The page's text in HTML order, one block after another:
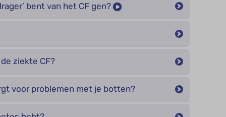
bent van het CF gen?
ziekte CF?
voor problemen met je botten?